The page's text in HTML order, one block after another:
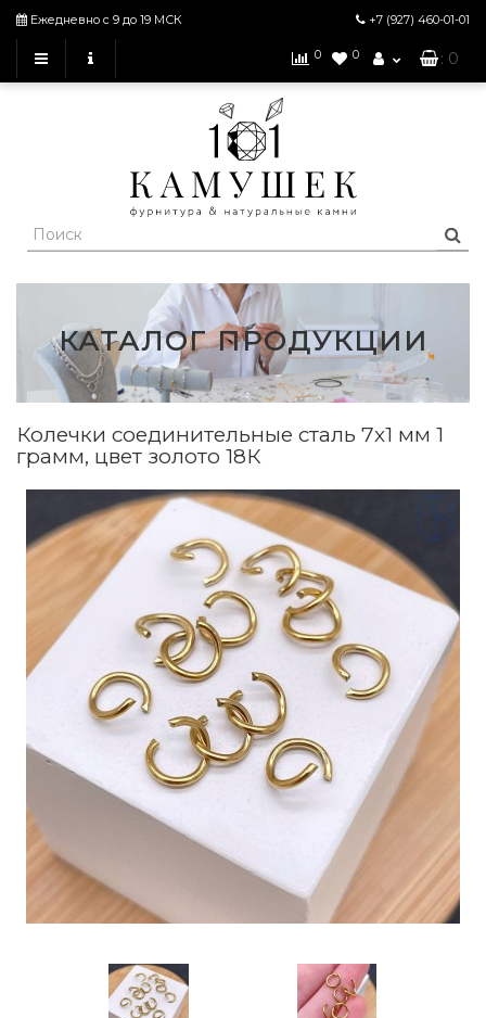
Ежедневно с 9 до 19 МСК +7 (927) 460-01-01
0 0 : 0
КАТАЛОГ ПРОДУКЦИИ
Колечки соединительные сталь 7х1 мм 1
грамм, цвет золото 18К